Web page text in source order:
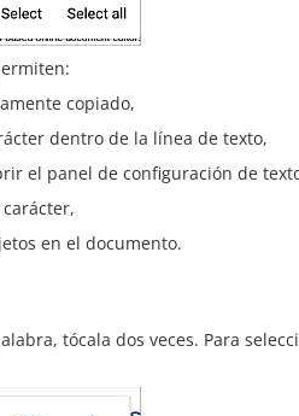
copiado,
dentro de la línea de texto,
el panel de configuración de
en el documento.
tócala dos veces. Para